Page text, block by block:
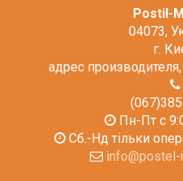
Postil-
04073,
г.
адрес
Пн-Пт с
Сб.-Нд тільки
info@postel-